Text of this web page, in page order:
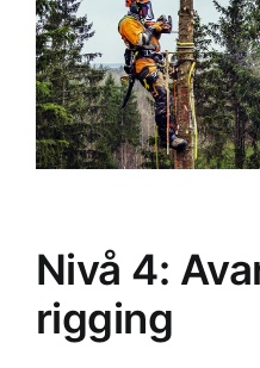
Nivå 4:
rigging